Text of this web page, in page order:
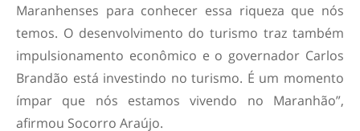
Maranhenses para conhecer essa riqueza que nós
temos. O desenvolvimento do turismo traz também
impulsionamento econômico e o governador Carlos
Brandão está investindo no turismo. É um momento
ímpar que nós estamos vivendo no Maranhão”,
afirmou Socorro Araújo.